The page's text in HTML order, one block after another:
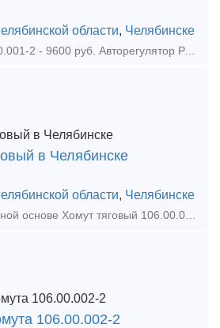
области, Челябинске
Хомут тяговый 106.00.001-2 - 9600 руб. Авторегулятор РТРП-675М - 3000 руб. Авторежим 265А-1 - 2900 руб. Авторежим 265А-4 - 3100 руб. Автосцепка 518 (усиленная) - 49000 Автосцепк
в Челябинске
области, Челябинске
106.00.002-2